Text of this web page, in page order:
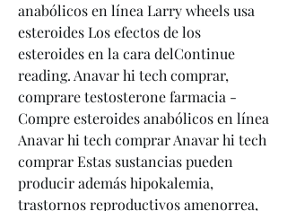
anabólicos en línea Larry wheels usa
esteroides Los efectos de los
esteroides en la cara delContinue
reading. Anavar hi tech comprar,
comprare testosterone farmacia -
Compre esteroides anabólicos en línea
Anavar hi tech comprar Anavar hi tech
comprar Estas sustancias pueden
producir además hipokalemia,
trastornos reproductivos amenorrea,